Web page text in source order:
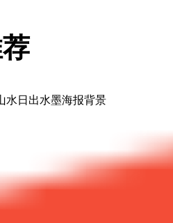
水日出水墨海报背景